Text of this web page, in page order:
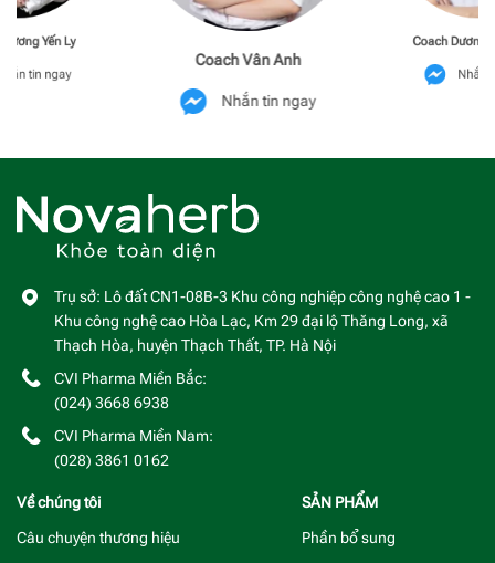
Coach Vân Anh
Nhắn tin ngay
Coach Dương
Nhắn
Yến Ly
tin ngay
Trụ sở: Lô đất CN1-08B-3 Khu công nghiệp công nghệ cao 1 -
Khu công nghệ cao Hòa Lạc, Km 29 đại lộ Thăng Long, xã
Thạch Hòa, huyện Thạch Thất, TP. Hà Nội
CVI Pharma Miền Bắc:
(024) 3668 6938
CVI Pharma Miền Nam:
(028) 3861 0162
SẢN PHẨM
Phần bổ sung
Về chúng tôi
Câu chuyện thương hiệu